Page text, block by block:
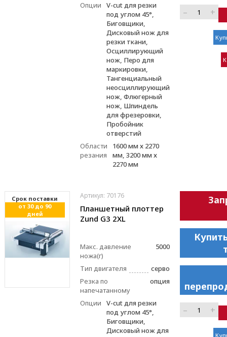
Опции
V-cut для резки
под углом 45°,
Биговщики,
Дисковый нож для
резки ткани,
Осциллирующий
нож, Перо для
маркировки,
Тангенциальный
неосциллирующий
нож, Флюгерный
нож, Шпиндель
для фрезеровки,
Пробойник
отверстий
Области
резания
1600 мм х 2270
мм, 3200 мм х
2270 мм
– +
Cрок поставки
от 30 до 90
дней
Артикул: 70176
Планшетный плоттер
Zund G3 2XL
Макс. давление
ножа(г)
5000
Тип двигателя
серво
Резка по
напечатанному
опция
Опции
V-cut для резки
под углом 45°,
Биговщики,
Дисковый нож для
– +